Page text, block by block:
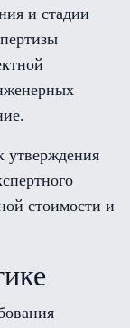
и стадии
утверждения
стоимости и